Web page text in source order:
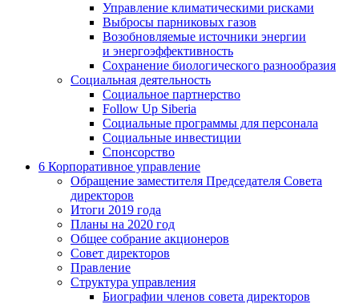
Управление климатическими рисками
Выбросы парниковых газов
Возобновляемые источники энергии
и энергоэффективность
Сохранение биологического разнообразия
Социальная деятельность
Социальное партнерство
Follow Up Siberia
Социальные программы для персонала
Социальные инвестиции
Спонсорство
6 Корпоративное управление
Обращение заместителя Председателя Совета
директоров
Итоги 2019 года
Планы на 2020 год
Общее собрание акционеров
Совет директоров
Правление
Структура управления
Биографии членов совета директоров